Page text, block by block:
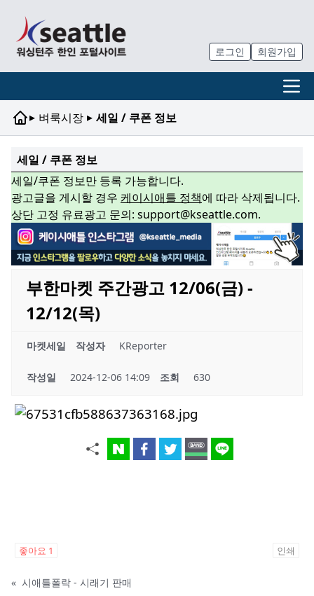
로그인 회원가입
▸ 벼룩시장 ▸ 세일 / 쿠폰 정보
세일 / 쿠폰 정보
세일/쿠폰 정보만 등록 가능합니다.
광고글을 게시할 경우 케이시애틀 정책에 따라 삭제됩니다.
상단 고정 유료광고 문의: support@kseattle.com.
부한마켓 주간광고 12/06(금) -
12/12(목)
마켓세일 작성자 KReporter
작성일 2024-12-06 14:09 조회 630
좋아요 1 인쇄
« 시애틀폴락 - 시래기 판매